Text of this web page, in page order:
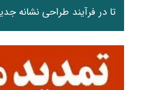
تا در فرآیند طراحی نشانه